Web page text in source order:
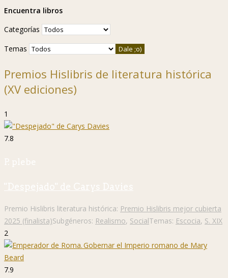
Encuentra libros
Categorías
Temas
Premios Hislibris de literatura histórica
(XV ediciones)
1
7.8
P. plebe
"Despejado" de Carys Davies
Premio Hislibris literatura histórica: Premio Hislibris mejor cubierta
2025 (finalista)Subgéneros: Realismo, SocialTemas: Escocia, S. XIX
2
7.9